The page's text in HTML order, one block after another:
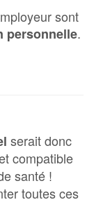
sont
personnelle.
serait donc
compatible
santé !
toutes ces